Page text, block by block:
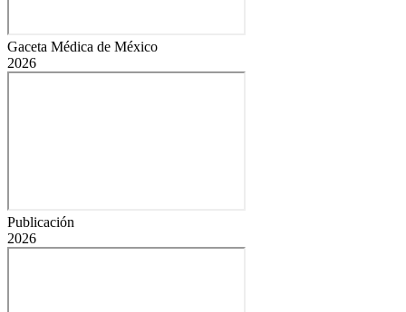
Gaceta Médica de México
2026
Publicación
2026